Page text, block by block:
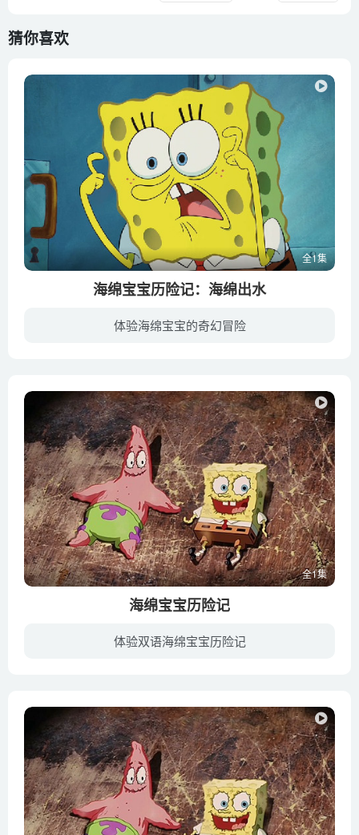
猜你喜欢
全1集
海绵宝宝历险记：海绵出水
体验海绵宝宝的奇幻冒险
全1集
海绵宝宝历险记
体验双语海绵宝宝历险记